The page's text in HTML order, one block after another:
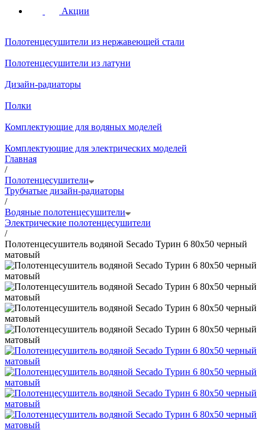
Акции
Полотенцесушители из нержавеющей стали
Полотенцесушители из латуни
Дизайн-радиаторы
Полки
Комплектующие для водяных моделей
Комплектующие для электрических моделей
Главная
/
Полотенцесушители
Трубчатые дизайн-радиаторы
/
Водяные полотенцесушители
Электрические полотенцесушители
/
Полотенцесушитель водяной Secado Турин 6 80x50 черный
матовый